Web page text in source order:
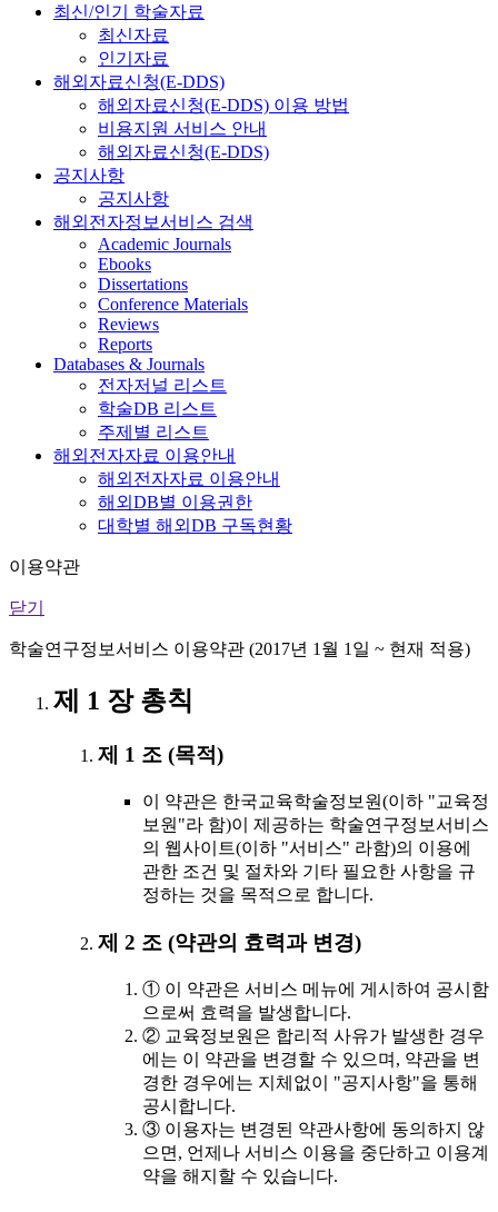
최신/인기 학술자료
최신자료
인기자료
해외자료신청(E-DDS)
해외자료신청(E-DDS) 이용 방법
비용지원 서비스 안내
해외자료신청(E-DDS)
공지사항
공지사항
해외전자정보서비스 검색
Academic Journals
Ebooks
Dissertations
Conference Materials
Reviews
Reports
Databases & Journals
전자저널 리스트
학술DB 리스트
주제별 리스트
해외전자자료 이용안내
해외전자자료 이용안내
해외DB별 이용권한
대학별 해외DB 구독현황
이용약관
닫기
학술연구정보서비스 이용약관 (2017년 1월 1일 ~ 현재 적용)
제 1 장 총칙
제 1 조 (목적)
이 약관은 한국교육학술정보원(이하 "교육정
보원"라 함)이 제공하는 학술연구정보서비스
의 웹사이트(이하 "서비스" 라함)의 이용에
관한 조건 및 절차와 기타 필요한 사항을 규
정하는 것을 목적으로 합니다.
제 2 조 (약관의 효력과 변경)
① 이 약관은 서비스 메뉴에 게시하여 공시함
으로써 효력을 발생합니다.
② 교육정보원은 합리적 사유가 발생한 경우
에는 이 약관을 변경할 수 있으며, 약관을 변
경한 경우에는 지체없이 "공지사항"을 통해
공시합니다.
③ 이용자는 변경된 약관사항에 동의하지 않
으면, 언제나 서비스 이용을 중단하고 이용계
약을 해지할 수 있습니다.